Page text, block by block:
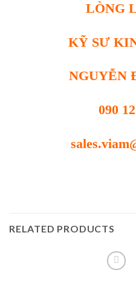
LÒNG
KỸ SƯ
NGUYỄN
090
RELATED PRODUCTS